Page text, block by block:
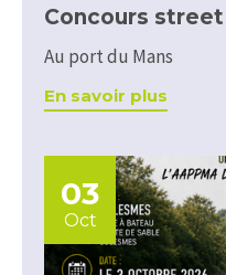
Concours
Au port du Mans
En savoir plus
03
Oct